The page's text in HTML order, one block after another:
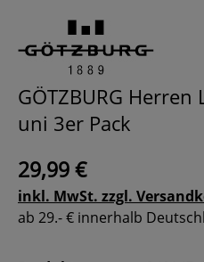
GÖTZBURG Herren
uni 3er Pack
29,99 €
inkl. MwSt. zzgl.
ab 29.- € innerhalb